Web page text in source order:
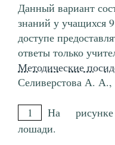
Данный вариант
знаний у учащихся
доступе
ответы только
Методические
Селиверстова А.
1
На
лошади.